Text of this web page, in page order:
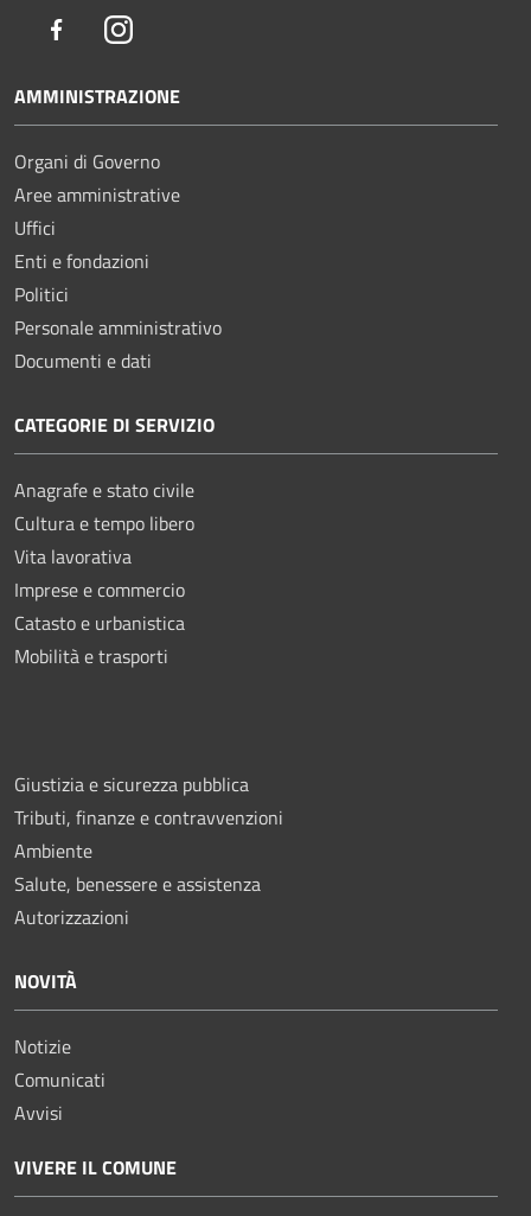
FacebookInstagram
AMMINISTRAZIONE
Organi di Governo
Aree amministrative
Uffici
Enti e fondazioni
Politici
Personale amministrativo
Documenti e dati
CATEGORIE DI SERVIZIO
Anagrafe e stato civile
Cultura e tempo libero
Vita lavorativa
Imprese e commercio
Catasto e urbanistica
Mobilità e trasporti
Giustizia e sicurezza pubblica
Tributi, finanze e contravvenzioni
Ambiente
Salute, benessere e assistenza
Autorizzazioni
NOVITÀ
Notizie
Comunicati
Avvisi
VIVERE IL COMUNE